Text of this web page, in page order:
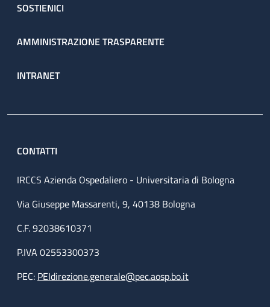
SOSTIENICI
AMMINISTRAZIONE TRASPARENTE
INTRANET
CONTATTI
IRCCS Azienda Ospedaliero - Universitaria di Bologna
Via Giuseppe Massarenti, 9, 40138 Bologna
C.F. 92038610371
P.IVA 02553300373
PEC: PEIdirezione.generale@pec.aosp.bo.it